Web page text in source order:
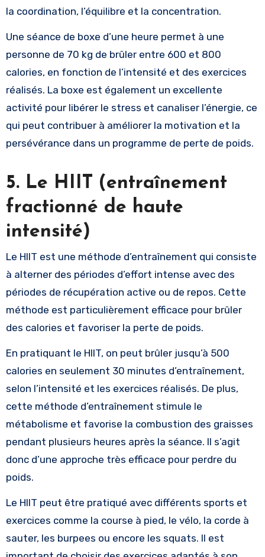
la coordination, l’équilibre et la concentration.
Une séance de boxe d’une heure permet à une
personne de 70 kg de brûler entre 600 et 800
calories, en fonction de l’intensité et des exercices
réalisés. La boxe est également un excellente
activité pour libérer le stress et canaliser l’énergie, ce
qui peut contribuer à améliorer la motivation et la
persévérance dans un programme de perte de poids.
5. Le HIIT (entraînement
fractionné de haute
intensité)
Le HIIT est une méthode d’entraînement qui consiste
à alterner des périodes d’effort intense avec des
périodes de récupération active ou de repos. Cette
méthode est particulièrement efficace pour brûler
des calories et favoriser la perte de poids.
En pratiquant le HIIT, on peut brûler jusqu’à 500
calories en seulement 30 minutes d’entraînement,
selon l’intensité et les exercices réalisés. De plus,
cette méthode d’entraînement stimule le
métabolisme et favorise la combustion des graisses
pendant plusieurs heures après la séance. Il s’agit
donc d’une approche très efficace pour perdre du
poids.
Le HIIT peut être pratiqué avec différents sports et
exercices comme la course à pied, le vélo, la corde à
sauter, les burpees ou encore les squats. Il est